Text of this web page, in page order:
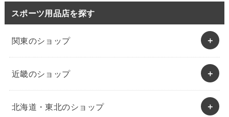
スポーツ用品店を探す
関東のショップ
近畿のショップ
北海道・東北のショップ